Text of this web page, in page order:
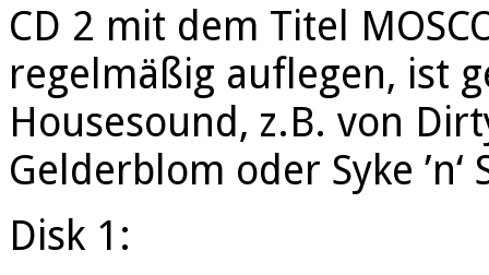
CD 2 mit dem Titel
regelmäßig auflegen, ist
Housesound, z.B. von
Gelderblom oder Syke ’n‘
Disk 1: